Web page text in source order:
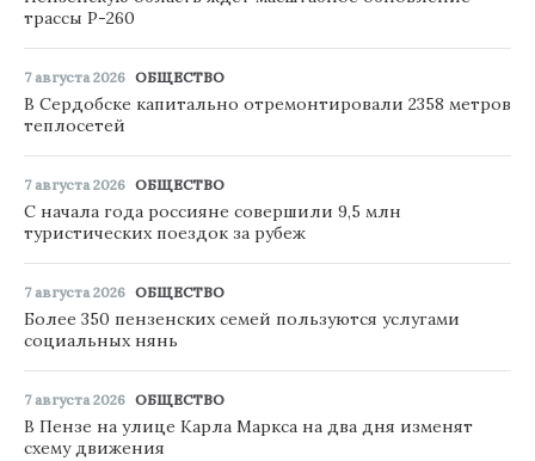
трассы Р-260
7 августа 2026 ОБЩЕСТВО
В Сердобске капитально отремонтировали 2358 метров
теплосетей
7 августа 2026 ОБЩЕСТВО
С начала года россияне совершили 9,5 млн
туристических поездок за рубеж
7 августа 2026 ОБЩЕСТВО
Более 350 пензенских семей пользуются услугами
социальных нянь
7 августа 2026 ОБЩЕСТВО
В Пензе на улице Карла Маркса на два дня изменят
схему движения